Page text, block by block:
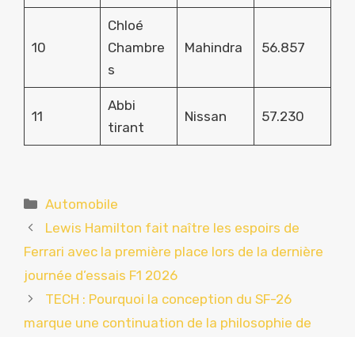
10
Chloé
Chambre
s
Mahindra 56.857
11
Abbi
tirant
Nissan 57.230
Catégories
Automobile
Lewis Hamilton fait naître les espoirs de
Ferrari avec la première place lors de la dernière
journée d’essais F1 2026
TECH : Pourquoi la conception du SF-26
marque une continuation de la philosophie de